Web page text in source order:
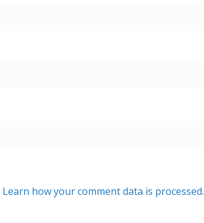
Learn how your comment data is processed.